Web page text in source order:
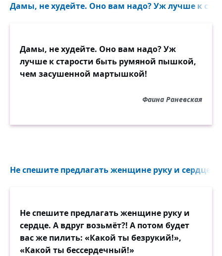
Дамы, не худейте. Оно вам надо? Уж лучше к
Дамы, не худейте. Оно вам надо? Уж
лучше к старости быть румяной пышкой,
чем засушенной мартышкой!
Фаина Раневская
Не спешите предлагать женщине руку и сердце.
Не спешите предлагать женщине руку и
сердце. А вдруг возьмёт?! А потом будет
вас же пилить: «Какой ты безрукий!»,
«Какой ты бессердечный!»